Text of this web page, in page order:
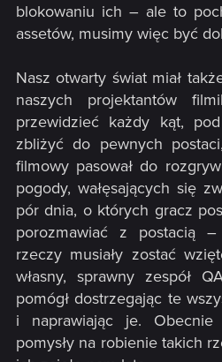
blokowaniu ich – ale to
assetów, musimy więc być
Nasz otwarty świat miał
naszych projektantów
przewidzieć każdy kąt,
zbliżyć do pewnych
filmowy pasował do
pogody, wałęsających się
pór dnia, o których gracz
porozmawiać z postacią
rzeczy musiały zostać
własny, sprawny zespół
pomógł dostrzegając te
i naprawiając je. Obecnie
pomysły na robienie takich